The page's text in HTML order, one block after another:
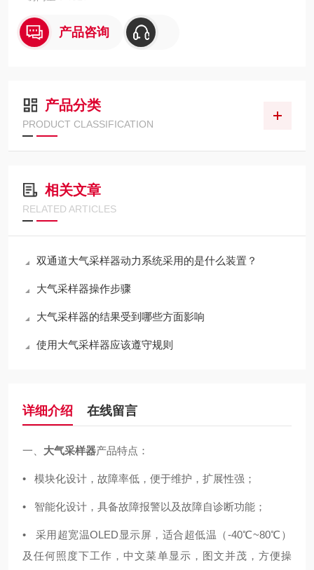
产品咨询
产品分类
PRODUCT CLASSIFICATION
相关文章
RELATED ARTICLES
双通道大气采样器动力系统采用的是什么装置？
大气采样器操作步骤
大气采样器的结果受到哪些方面影响
使用大气采样器应该遵守规则
详细介绍 在线留言
一、 大气采样器产品特点：
• 模块化设计，故障率低，便于维护，扩展性强；
• 智能化设计，具备故障报警以及故障自诊断功能；
• 采用超宽温OLED显示屏，适合超低温（-40℃~80℃）
及任何照度下工作，中文菜单显示，图文并茂，方便操